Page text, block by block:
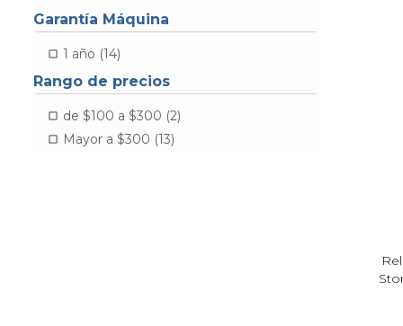
Garantía Máquina
1 año (14)
Rango de precios
de $100 a $300 (2)
Mayor a $300 (13)